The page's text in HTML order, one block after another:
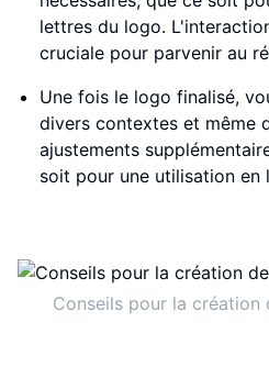
lettres du logo.
cruciale pour parvenir au
Une fois le logo finalisé,
divers contextes et même
ajustements
soit pour une utilisation en
Conseils pour la création